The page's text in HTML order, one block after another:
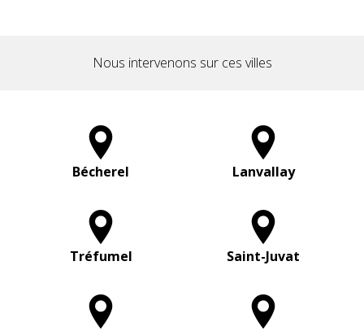
Nous intervenons sur ces villes
Bécherel Lanvallay
Tréfumel Saint-Juvat